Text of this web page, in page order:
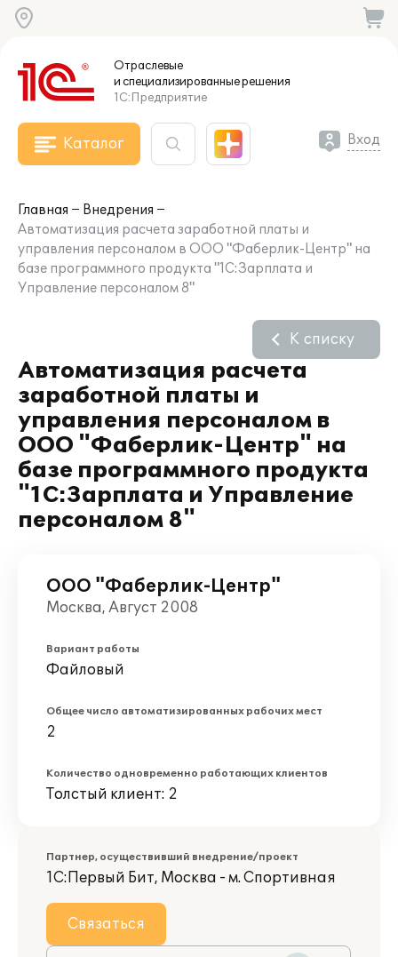
Отраслевые
и специализированныерешения
1С:Предприятие
Каталог Вход
Главная
Внедрения
Автоматизация расчета заработной платы и
управления персоналом в ООО "Фаберлик-Центр" на
базе программного продукта "1С:Зарплата и
Управление персоналом 8"
Автоматизация расчета
заработной платы и
управления персоналом в
ООО "Фаберлик-Центр" на
базе программного продукта
"1С:Зарплата и Управление
персоналом 8"
К списку
ООО "Фаберлик-Центр"
Москва, Август 2008
Вариант работы
Файловый
Общее число автоматизированных рабочих мест
2
Количество одновременно работающих клиентов
Толстый клиент: 2
Партнер, осуществивший внедрение/проект
1С:Первый Бит, Москва - м. Спортивная
Связаться